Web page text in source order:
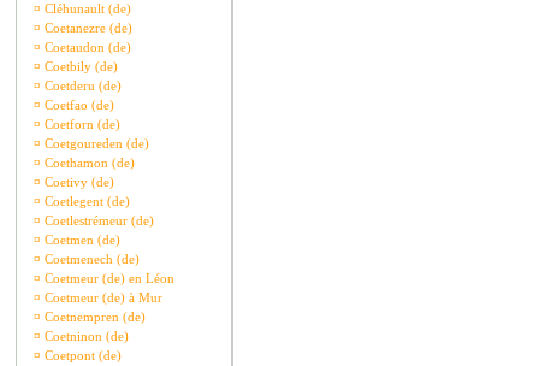
¤ Cléhunault (de)
¤ Coetanezre (de)
¤ Coetaudon (de)
¤ Coetbily (de)
¤ Coetderu (de)
¤ Coetfao (de)
¤ Coetforn (de)
¤ Coetgoureden (de)
¤ Coethamon (de)
¤ Coetivy (de)
¤ Coetlegent (de)
¤ Coetlestrémeur (de)
¤ Coetmen (de)
¤ Coetmenech (de)
¤ Coetmeur (de) en Léon
¤ Coetmeur (de) à Mur
¤ Coetnempren (de)
¤ Coetninon (de)
¤ Coetpont (de)